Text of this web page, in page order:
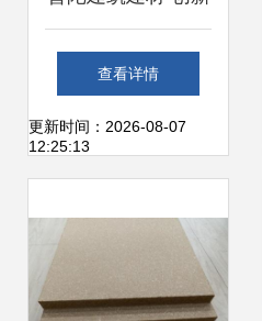
驱动绿色转型，打
造品质工程新标杆
查看详情
更新时间：2026-08-07
12:25:13